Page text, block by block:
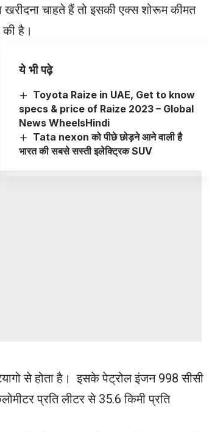
चाहते हैं तो इसकी एक्स शोरूम कीमत
है।
ये भी पढ़े
Toyota Raize in UAE, Get to know
specs & price of Raize 2023 – Global
News WheelsHindi
Tata nexon को पीछे छोड़ने आने वाली है
भारत की सबसे सस्ती इलेक्ट्रिक SUV
से होता है। इसके पेट्रोल इंजन 998 सीसी
प्रति लीटर से 35.6 किमी प्रति